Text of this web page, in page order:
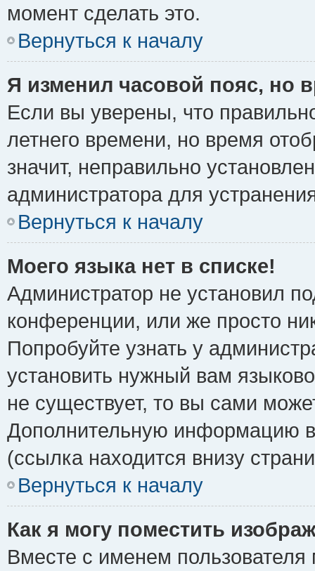
момент сделать это.
Вернуться к началу
Я изменил часовой пояс, но
Если вы уверены, что
летнего времени, но время
значит, неправильно
администратора для
Вернуться к началу
Моего языка нет в списке!
Администратор не установил
конференции, или же просто
Попробуйте узнать у
установить нужный вам
не существует, то вы сами
Дополнительную информацию
(ссылка находится внизу
Вернуться к началу
Как я могу поместить
Вместе с именем пользователя